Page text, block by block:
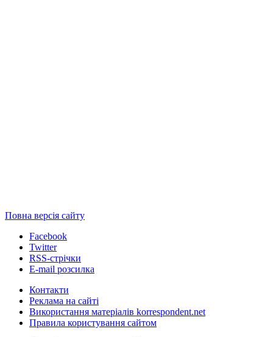
Повна версія сайту
Facebook
Twitter
RSS-стрічки
E-mail розсилка
Контакти
Реклама на сайті
Використання матеріалів korrespondent.net
Правила користування сайтом